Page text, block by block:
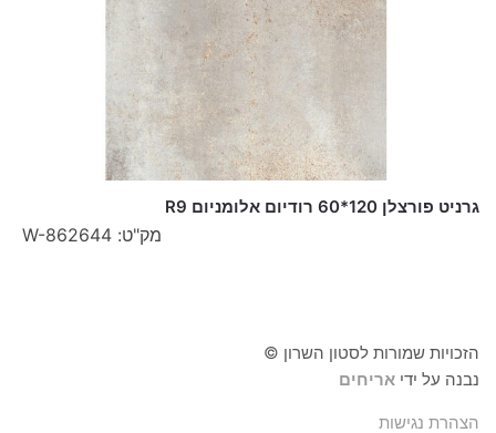
גרניט פורצלן 120*60 רודיום אלומניום R9
מק"ט: W-862644
הזכויות שמורות לסטון השרון ©
נבנה על ידי אריחים
הצהרת נגישות